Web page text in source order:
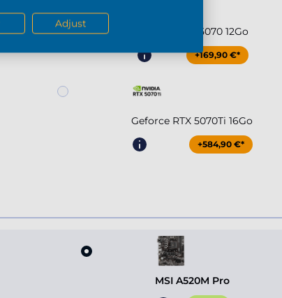
Geforce RTX 5070 12Go
+169,90 €*
Geforce RTX 5070Ti 16Go
+584,90 €*
MSI A520M Pro
Adjust